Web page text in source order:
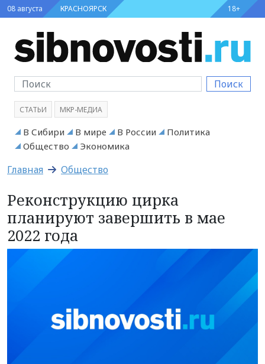
08 августа КРАСНОЯРСК 18+
Поиск
СТАТЬИ МКР-МЕДИА
В Сибири В мире В России
Политика
Общество
Экономика
Главная Общество
Реконструкцию цирка
планируют завершить в мае
2022 года